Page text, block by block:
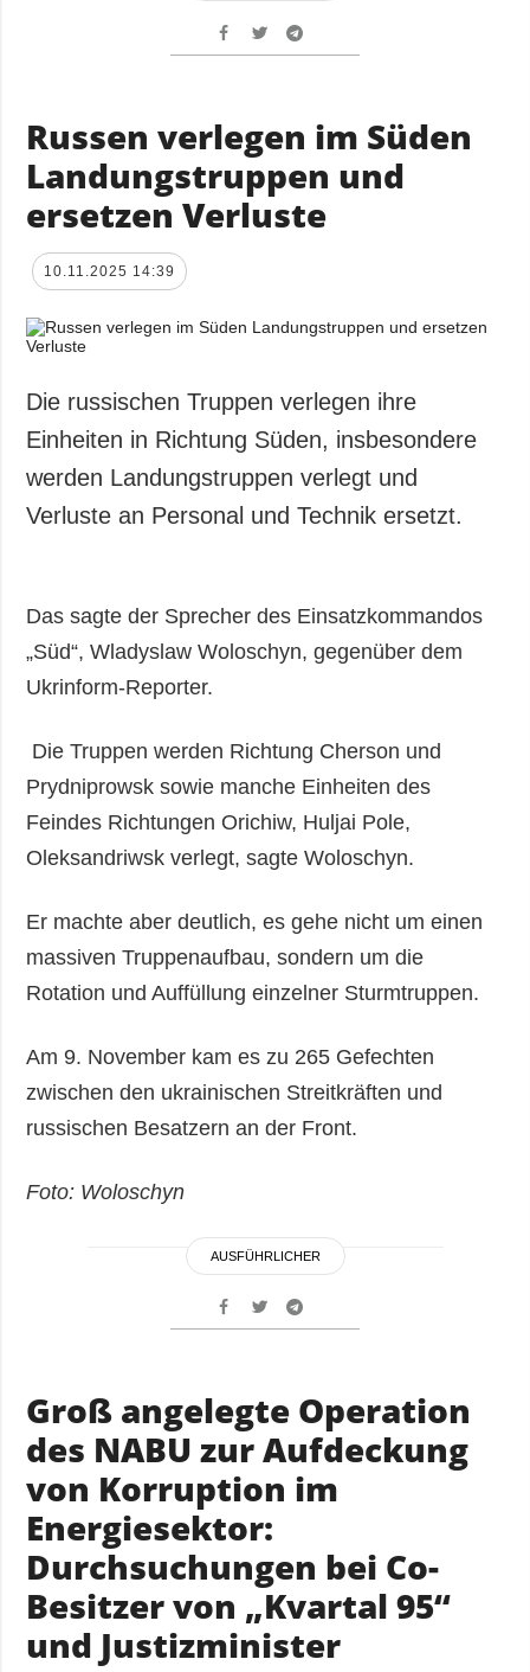
Russen verlegen im Süden
Landungstruppen und
ersetzen Verluste
10.11.2025 14:39
Die russischen Truppen verlegen ihre
Einheiten in Richtung Süden, insbesondere
werden Landungstruppen verlegt und
Verluste an Personal und Technik ersetzt.
Das sagte der Sprecher des Einsatzkommandos
„Süd“, Wladyslaw Woloschyn, gegenüber dem
Ukrinform-Reporter.
Die Truppen werden Richtung Cherson und
Prydniprowsk sowie manche Einheiten des
Feindes Richtungen Orichiw, Huljai Pole,
Oleksandriwsk verlegt, sagte Woloschyn.
Er machte aber deutlich, es gehe nicht um einen
massiven Truppenaufbau, sondern um die
Rotation und Auffüllung einzelner Sturmtruppen.
Am 9. November kam es zu 265 Gefechten
zwischen den ukrainischen Streitkräften und
russischen Besatzern an der Front.
Foto: Woloschyn
AUSFÜHRLICHER
Groß angelegte Operation
des NABU zur Aufdeckung
von Korruption im
Energiesektor:
Durchsuchungen bei Co-
Besitzer von „Kvartal 95“
und Justizminister